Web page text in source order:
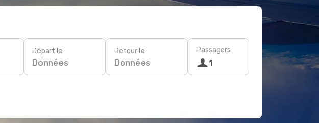
Départ le
Données
Retour le
Données
Passagers
1